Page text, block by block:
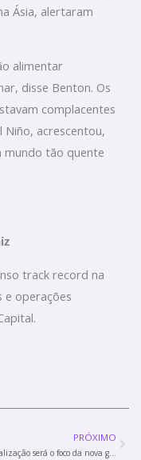
Ásia, alertaram
alimentar
disse Benton. Os
complacentes
Niño, acrescentou,
mundo tão quente
track record na
e operações
PRÓXIMO
Profissionalização será o foco da nova gestão do SIPAN AIPAN ABC